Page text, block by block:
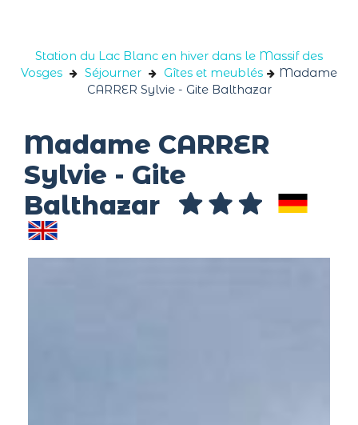
Station du Lac Blanc en hiver dans le Massif des
Vosges
Séjourner Gîtes et meublés
Madame
CARRER Sylvie - Gite Balthazar
Madame CARRER
Sylvie - Gite
Balthazar